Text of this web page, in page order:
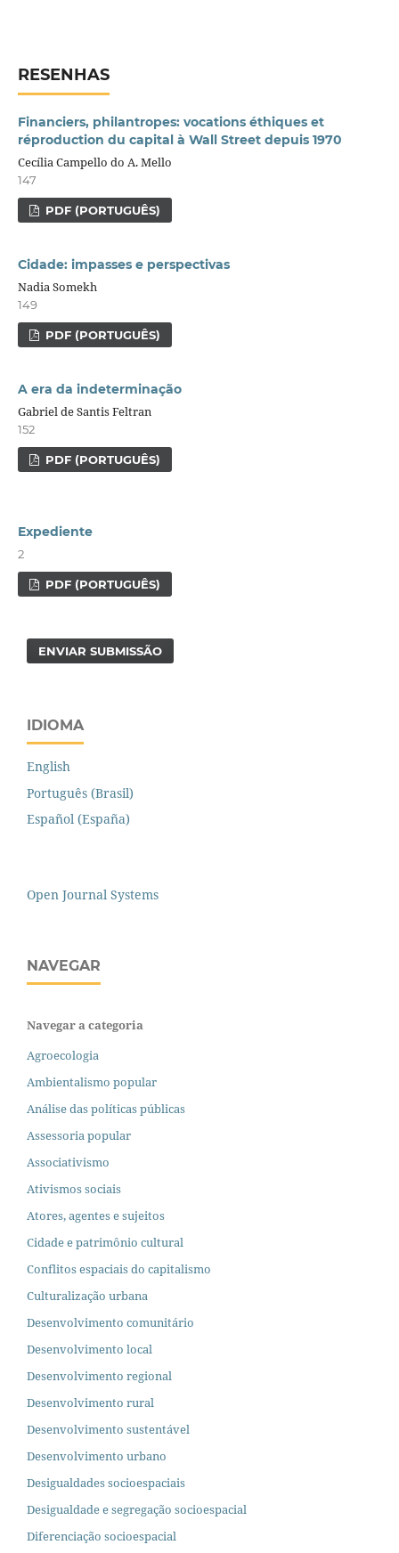
RESENHAS
Financiers, philantropes: vocations éthiques et
réproduction du capital à Wall Street depuis 1970
Cecília Campello do A. Mello
147
PDF (PORTUGUÊS)
Cidade: impasses e perspectivas
Nadia Somekh
149
PDF (PORTUGUÊS)
A era da indeterminação
Gabriel de Santis Feltran
152
PDF (PORTUGUÊS)
Expediente
2
PDF (PORTUGUÊS)
ENVIAR SUBMISSÃO
IDIOMA
English
Português (Brasil)
Español (España)
Open Journal Systems
NAVEGAR
Navegar a categoria
Agroecologia
Ambientalismo popular
Análise das políticas públicas
Assessoria popular
Associativismo
Ativismos sociais
Atores, agentes e sujeitos
Cidade e patrimônio cultural
Conflitos espaciais do capitalismo
Culturalização urbana
Desenvolvimento comunitário
Desenvolvimento local
Desenvolvimento regional
Desenvolvimento rural
Desenvolvimento sustentável
Desenvolvimento urbano
Desigualdades socioespaciais
Desigualdade e segregação socioespacial
Diferenciação socioespacial